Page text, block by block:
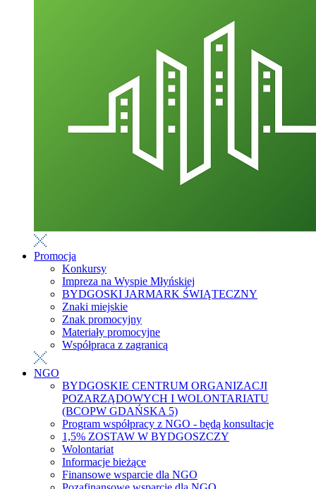
Promocja
Konkursy
Impreza na Wyspie Młyńskiej
BYDGOSKI JARMARK ŚWIĄTECZNY
Znaki miejskie
Znak promocyjny
Materiały promocyjne
Współpraca z zagranicą
NGO
BYDGOSKIE CENTRUM ORGANIZACJI
POZARZĄDOWYCH I WOLONTARIATU
(BCOPW GDAŃSKA 5)
Program współpracy z NGO - będą konsultacje
1,5% ZOSTAW W BYDGOSZCZY
Wolontariat
Informacje bieżące
Finansowe wsparcie dla NGO